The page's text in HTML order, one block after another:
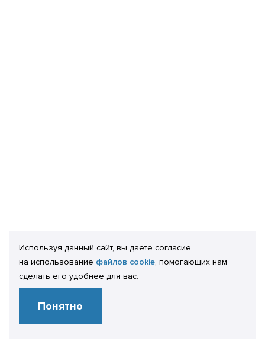
Используя данный сайт, вы даете согласие
на использование файлов cookie, помогающих нам
сделать его удобнее для вас.
Понятно